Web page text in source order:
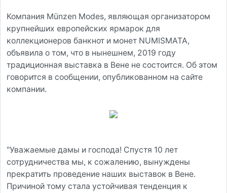
Компания Münzen Modes, являющая организатором
крупнейших европейских ярмарок для
коллекционеров банкнот и монет NUMISMATA,
объявила о том, что в нынешнем, 2019 году
традиционная выставка в Вене не состоится. Об этом
говорится в сообщении, опубликованном на сайте
компании.
"Уважаемые дамы и господа! Спустя 10 лет
сотрудничества мы, к сожалению, вынуждены
прекратить проведение наших выставок в Вене.
Причиной тому стала устойчивая тенденция к